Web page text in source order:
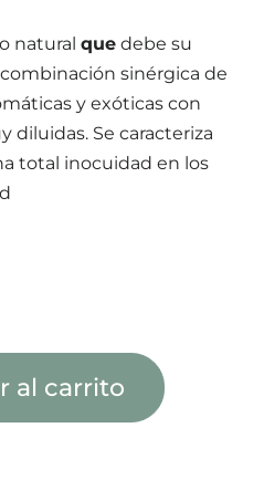
natural que debe su
sinérgica de
y exóticas con
diluidas. Se caracteriza
total inocuidad en los
al carrito